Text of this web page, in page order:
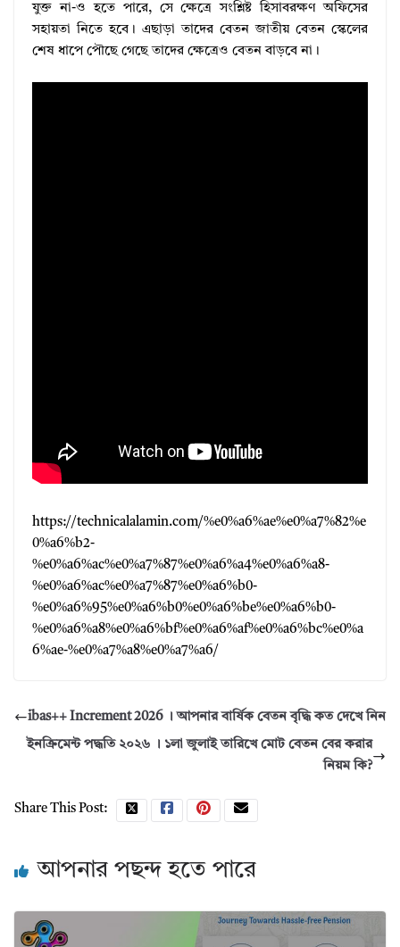
যুক্ত না-ও হতে পারে, সে ক্ষেত্রে সংশ্লিষ্ট হিসাবরক্ষণ অফিসের
সহায়তা নিতে হবে। এছাড়া তাদের বেতন জাতীয় বেতন স্কেলের
শেষ ধাপে পৌছে গেছে তাদের ক্ষেত্রেও বেতন বাড়বে না।
https://technicalalamin.com/%e0%a6%ae%e0%a7%82%e
0%a6%b2-
%e0%a6%ac%e0%a7%87%e0%a6%a4%e0%a6%a8-
%e0%a6%ac%e0%a7%87%e0%a6%b0-
%e0%a6%95%e0%a6%b0%e0%a6%be%e0%a6%b0-
%e0%a6%a8%e0%a6%bf%e0%a6%af%e0%a6%bc%e0%a
6%ae-%e0%a7%a8%e0%a7%a6/
ibas++ Increment 2026 । আপনার বার্ষিক বেতন বৃদ্ধি কত দেখে নিন
ইনক্রিমেন্ট পদ্ধতি ২০২৬ । ১লা জুলাই তারিখে মোট বেতন বের করার
নিয়ম কি?
Share This Post:
আপনার পছন্দ হতে পারে